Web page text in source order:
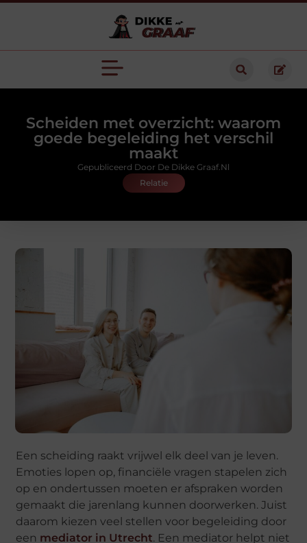
Scheiden met overzicht: waarom
goede begeleiding het verschil
maakt
Relatie
Gepubliceerd Door De Dikke Graaf.nl
Een scheiding raakt vrijwel elk deel van je leven.
Emoties lopen op, financiële vragen stapelen zich
op en ondertussen moeten er afspraken worden
gemaakt die jarenlang kunnen doorwerken. Juist
daarom kiezen veel stellen voor begeleiding door
een mediator in Utrecht. Een mediator helpt niet